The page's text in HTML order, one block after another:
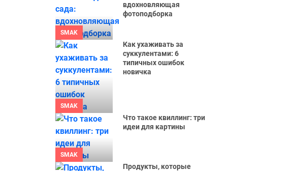
SMAK
вдохновляющая
фотоподборка
SMAK
Как ухаживать за
суккулентами: 6
типичных ошибок
новичка
SMAK
Что такое квиллинг: три
идеи для картины
Продукты, которые